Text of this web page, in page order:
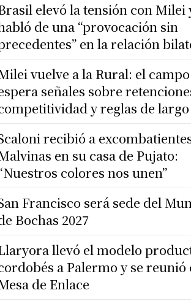
elevó la tensión con Milei
de una “provocación sin
en la relación
vuelve a la Rural: el campo
señales sobre
y reglas de
recibió a
en su casa de Pujato:
colores nos unen”
Francisco será sede del
Bochas 2027
llevó el modelo
a Palermo y se reunió
de Enlace